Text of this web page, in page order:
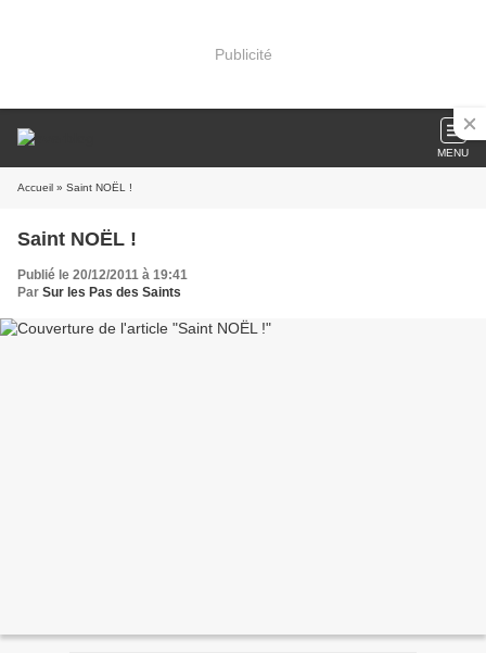
Publicité
MENU
Accueil » Saint NOËL !
Saint NOËL !
Publié le 20/12/2011 à 19:41
Par Sur les Pas des Saints